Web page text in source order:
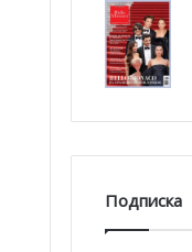
Подписка